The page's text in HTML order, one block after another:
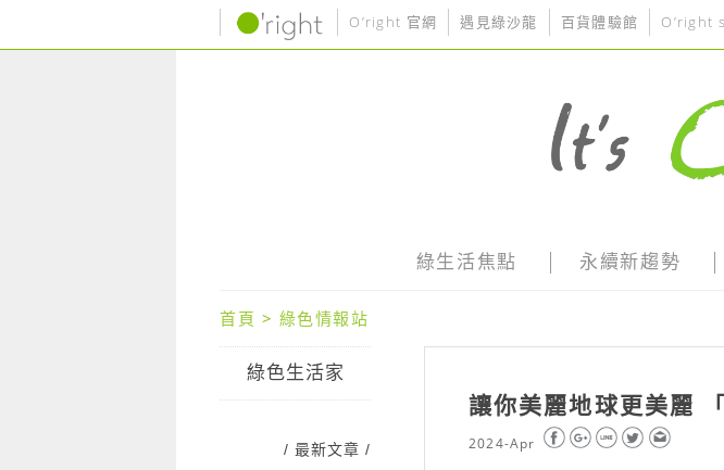
O’right 官網 遇見綠沙龍 百貨體驗館 O’right
綠生活焦點 永續新趨勢
首頁 > 綠色情報站
讓你美麗地球更美麗
2024-Apr
綠色生活家
/ 最新文章 /